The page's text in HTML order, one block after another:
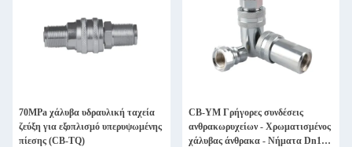
70MPa χάλυβα υδραυλική ταχεία
ζεύξη για εξοπλισμό υπερυψωμένης
πίεσης (CB-TQ)
CB-YM Γρήγορες συνδέσεις
ανθρακωρυχείων - Χρωματισμένος
χάλυβας άνθρακα - Νήματα Dn10-